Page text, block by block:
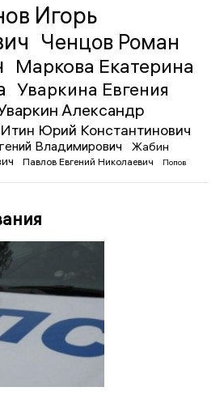
Игорь
Ченцов Роман
Маркова Екатерина
Уваркина Евгения
Александр
Итин Юрий Константинович
Владимирович
Жабин
Павлов Евгений Николаевич
Попов